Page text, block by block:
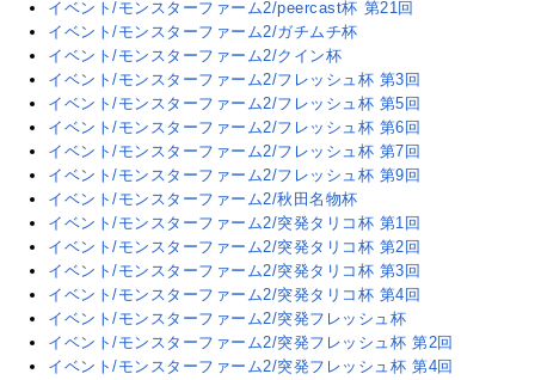
イベント/モンスターファーム2/peercast杯 第21回
イベント/モンスターファーム2/ガチムチ杯
イベント/モンスターファーム2/クイン杯
イベント/モンスターファーム2/フレッシュ杯 第3回
イベント/モンスターファーム2/フレッシュ杯 第5回
イベント/モンスターファーム2/フレッシュ杯 第6回
イベント/モンスターファーム2/フレッシュ杯 第7回
イベント/モンスターファーム2/フレッシュ杯 第9回
イベント/モンスターファーム2/秋田名物杯
イベント/モンスターファーム2/突発タリコ杯 第1回
イベント/モンスターファーム2/突発タリコ杯 第2回
イベント/モンスターファーム2/突発タリコ杯 第3回
イベント/モンスターファーム2/突発タリコ杯 第4回
イベント/モンスターファーム2/突発フレッシュ杯
イベント/モンスターファーム2/突発フレッシュ杯 第2回
イベント/モンスターファーム2/突発フレッシュ杯 第4回